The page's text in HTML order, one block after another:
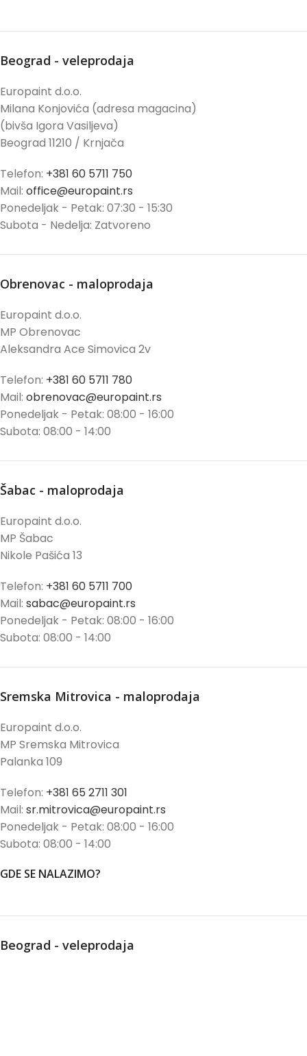
Beograd - veleprodaja
Europaint d.o.o.
Milana Konjovića (adresa magacina)
(bivša Igora Vasiljeva)
Beograd 11210 / Krnjača
Telefon: +381 60 5711 750
Mail: office@europaint.rs
Ponedeljak - Petak: 07:30 - 15:30
Subota - Nedelja: Zatvoreno
Obrenovac - maloprodaja
Europaint d.o.o.
MP Obrenovac
Aleksandra Ace Simovica 2v
Telefon: +381 60 5711 780
Mail: obrenovac@europaint.rs
Ponedeljak - Petak: 08:00 - 16:00
Subota: 08:00 - 14:00
Šabac - maloprodaja
Europaint d.o.o.
MP Šabac
Nikole Pašića 13
Telefon: +381 60 5711 700
Mail: sabac@europaint.rs
Ponedeljak - Petak: 08:00 - 16:00
Subota: 08:00 - 14:00
Sremska Mitrovica - maloprodaja
Europaint d.o.o.
MP Sremska Mitrovica
Palanka 109
Telefon: +381 65 2711 301
Mail: sr.mitrovica@europaint.rs
Ponedeljak - Petak: 08:00 - 16:00
Subota: 08:00 - 14:00
GDE SE NALAZIMO?
Beograd - veleprodaja